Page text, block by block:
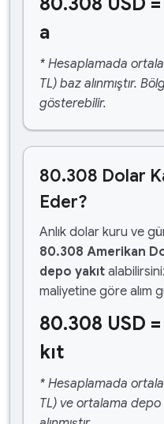
a
* Hesaplamada
TL) baz alınmıştır.
gösterebilir.
80.308 Dolar
Eder?
Anlık dolar kuru ve
80.308 Amerikan
depo yakıt
maliyetine göre alım
80.308 USD
kıt
* Hesaplamada
TL) ve ortalama